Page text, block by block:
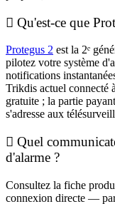
Qu'est-ce que
Protegus 2 est la 2ᵉ
pilotez votre système
notifications
Trikdis actuel connecté
gratuite ; la partie
s'adresse aux
Quel
d'alarme ?
Consultez la fiche
connexion directe —